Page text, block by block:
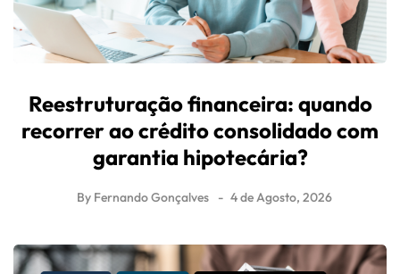
Reestruturação financeira: quando
recorrer ao crédito consolidado com
garantia hipotecária?
By Fernando Gonçalves 4 de Agosto, 2026